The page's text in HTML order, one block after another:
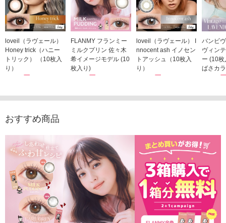
loveil（ラヴェール）
Honey trick（ハニー
トリック） （10枚入
り）
1,760円
FLANMY フランミー
ミルクプリン 佐々木
希イメージモデル (10
枚入り)
1,815円
loveil（ラヴェール） I
nnocent ash イノセン
トアッシュ（10枚入
り）
1,760円
バンビ
ヴィン
ー (10
ばさカ
1,848
おすすめ商品